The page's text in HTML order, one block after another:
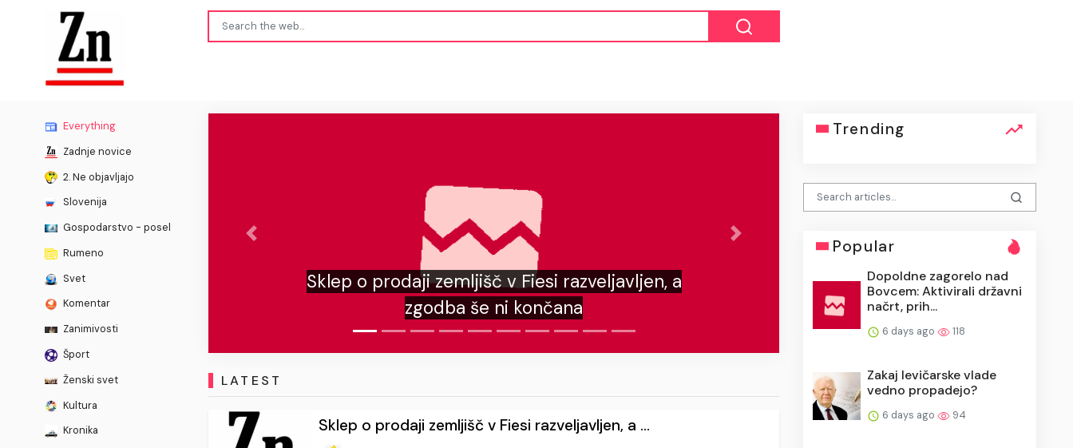
Everything
Zadnje novice
2. Ne objavljajo
Slovenija
Gospodarstvo - posel
Rumeno
Svet
Komentar
Zanimivosti
Šport
Ženski svet
Kultura
Kronika
v Fiesi razveljavljen, a
še ni končana
Med stvarnostjo, občutjem in interpretacijo
Previous Next
LATEST
Sklep o prodaji zemljišč v Fiesi razveljavljen, a ...
Trending
Popular
Dopoldne zagorelo nad
Bovcem: Aktivirali državni
načrt, prih...
6 days ago 118
Zakaj levičarske vlade
vedno propadejo?
6 days ago 94